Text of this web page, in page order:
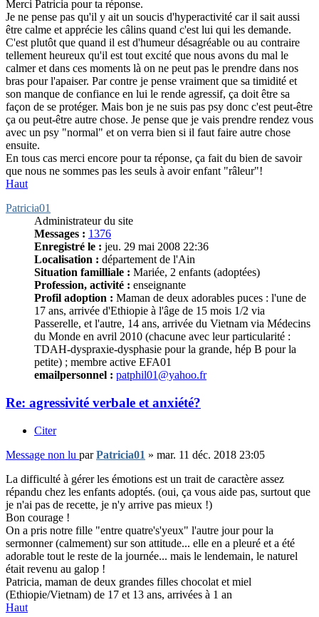
Merci Patricia pour ta réponse.
Je ne pense pas qu'il y ait un soucis d'hyperactivité car il sait aussi
être calme et apprécie les câlins quand c'est lui qui les demande.
C'est plutôt que quand il est d'humeur désagréable ou au contraire
tellement heureux qu'il est tout excité que nous avons du mal le
calmer et dans ces moments là on ne peut pas le prendre dans nos
bras pour l'apaiser. Par contre je pense vraiment que sa timidité et
son manque de confiance en lui le rende agressif, ça doit être sa
façon de se protéger. Mais bon je ne suis pas psy donc c'est peut-être
ça ou peut-être autre chose. Je pense que je vais prendre rendez vous
avec un psy "normal" et on verra bien si il faut faire autre chose
ensuite.
En tous cas merci encore pour ta réponse, ça fait du bien de savoir
que nous ne sommes pas les seuls à avoir enfant "râleur"!
Haut
Patricia01
Administrateur du site
Messages : 1376
Enregistré le : jeu. 29 mai 2008 22:36
Localisation : département de l'Ain
Situation familliale : Mariée, 2 enfants (adoptées)
Profession, activité : enseignante
Profil adoption : Maman de deux adorables puces : l'une de
17 ans, arrivée d'Ethiopie à l'âge de 15 mois 1/2 via
Passerelle, et l'autre, 14 ans, arrivée du Vietnam via Médecins
du Monde en avril 2010 (chacune avec leur particularité :
TDAH-dyspraxie-dysphasie pour la grande, hép B pour la
petite) ; membre active EFA01
emailpersonnel : patphil01@yahoo.fr
Re: agressivité verbale et anxiété?
Citer
Message non lu parPatricia01 » mar. 11 déc. 2018 23:05
La difficulté à gérer les émotions est un trait de caractère assez
répandu chez les enfants adoptés. (oui, ça vous aide pas, surtout que
je n'ai pas de recette, je n'y arrive pas mieux !)
Bon courage !
On a pris notre fille "entre quatre's'yeux" l'autre jour pour la
sermonner (calmement) sur son attitude... elle en a pleuré et a été
adorable tout le reste de la journée... mais le lendemain, le naturel
était revenu au galop !
Patricia, maman de deux grandes filles chocolat et miel
(Ethiopie/Vietnam) de 17 et 13 ans, arrivées à 1 an
Haut